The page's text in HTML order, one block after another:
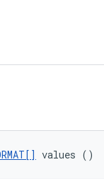
values ()